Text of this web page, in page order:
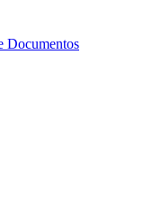
Documentos